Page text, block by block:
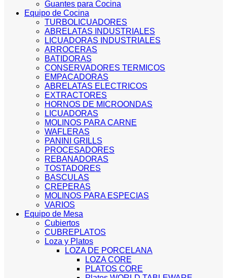
Guantes para Cocina
Equipo de Cocina
TURBOLICUADORES
ABRELATAS INDUSTRIALES
LICUADORAS INDUSTRIALES
ARROCERAS
BATIDORAS
CONSERVADORES TERMICOS
EMPACADORAS
ABRELATAS ELECTRICOS
EXTRACTORES
HORNOS DE MICROONDAS
LICUADORAS
MOLINOS PARA CARNE
WAFLERAS
PANINI GRILLS
PROCESADORES
REBANADORAS
TOSTADORES
BASCULAS
CREPERAS
MOLINOS PARA ESPECIAS
VARIOS
Equipo de Mesa
Cubiertos
CUBREPLATOS
Loza y Platos
LOZA DE PORCELANA
LOZA CORE
PLATOS CORE